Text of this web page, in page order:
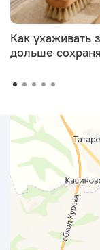
Как ухаживать
дольше